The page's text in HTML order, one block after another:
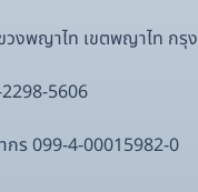
งพญาไท เขตพญาไท กรุ
5606
กร 099-4-00015982-0